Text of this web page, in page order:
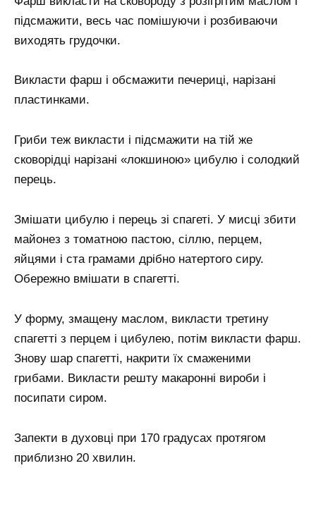
підсмажити, весь час помішуючи і розбиваючи
виходять грудочки.
Викласти фарш і обсмажити печериці, нарізані
пластинками.
Гриби теж викласти і підсмажити на тій же
сковорідці нарізані «локшиною» цибулю і солодкий
перець.
Змішати цибулю і перець зі спагеті. У мисці збити
майонез з томатною пастою, сіллю, перцем,
яйцями і ста грамами дрібно натертого сиру.
Обережно вмішати в спагетті.
У форму, змащену маслом, викласти третину
спагетті з перцем і цибулею, потім викласти фарш.
Знову шар спагетті, накрити їх смаженими
грибами. Викласти решту макаронні вироби і
посипати сиром.
Запекти в духовці при 170 градусах протягом
приблизно 20 хвилин.